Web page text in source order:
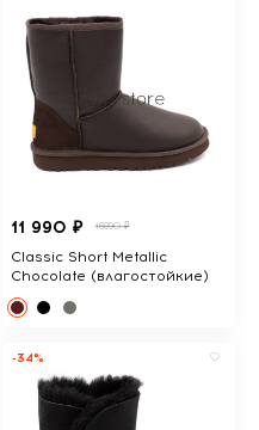
11 990 ₽ 16890 ₽
Classic Short Metallic
Chocolate (влагостойкие)
-34%